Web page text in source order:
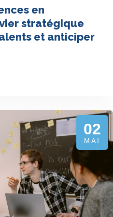
en
stratégique
et anticiper
02
MAI